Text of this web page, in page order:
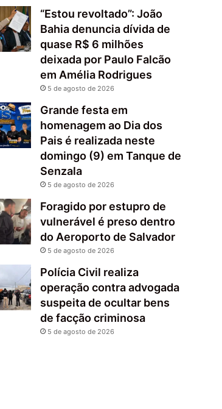
“Estou revoltado”: João
Bahia denuncia dívida de
quase R$ 6 milhões
deixada por Paulo Falcão
em Amélia Rodrigues
5 de agosto de 2026
Grande festa em
homenagem ao Dia dos
Pais é realizada neste
domingo (9) em Tanque de
Senzala
5 de agosto de 2026
Foragido por estupro de
vulnerável é preso dentro
do Aeroporto de Salvador
5 de agosto de 2026
Polícia Civil realiza
operação contra advogada
suspeita de ocultar bens
de facção criminosa
5 de agosto de 2026